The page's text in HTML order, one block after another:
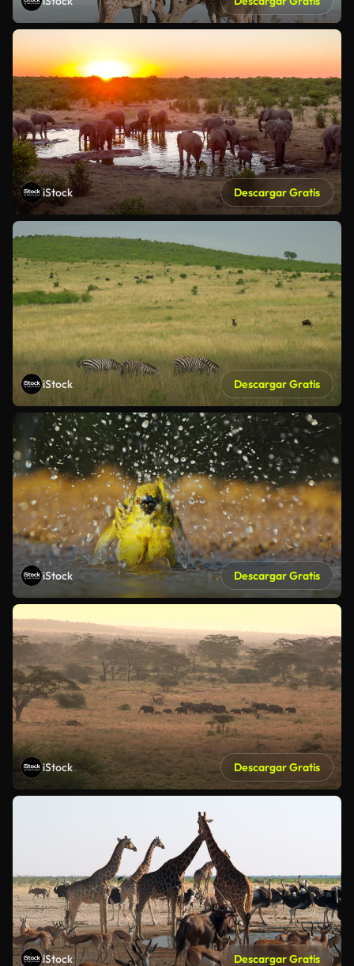
iStock Descargar Gratis
iStock Descargar Gratis
iStock Descargar Gratis
iStock Descargar Gratis
iStock Descargar Gratis